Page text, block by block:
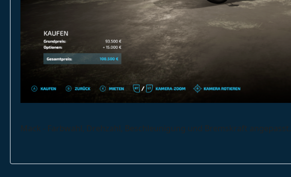
Mack - Farbwahl, Drehzahl, Beschleunigung und Bremskraft angepasst.